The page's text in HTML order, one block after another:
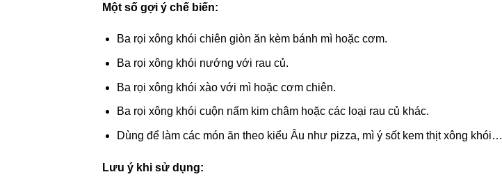
Một số gợi ý chế biến:
Ba rọi xông khói chiên giòn ăn kèm bánh mì hoặc cơm.
Ba rọi xông khói nướng với rau củ.
Ba rọi xông khói xào với mì hoặc cơm chiên.
Ba rọi xông khói cuộn nấm kim châm hoặc các loại rau củ khác.
Dùng để làm các món ăn theo kiểu Âu như pizza, mì ý sốt kem thịt xông khói…
Lưu ý khi sử dụng: